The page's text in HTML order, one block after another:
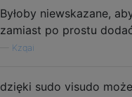
Byłoby niewskazane,
zamiast po prostu
Kzqai
dzięki sudo visudo